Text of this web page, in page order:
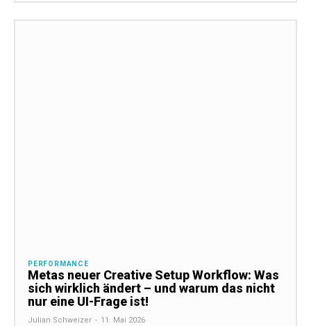
PERFORMANCE
Metas neuer Creative Setup Workflow: Was
sich wirklich ändert – und warum das nicht
nur eine UI-Frage ist!
Julian Schweizer - 11. Mai 2026